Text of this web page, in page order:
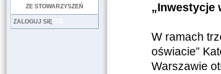
ZE STOWARZYSZEŃ
LOG
ZALOGUJ SIĘ
„Inwestycje
W ramach
oświacie”
Warszawie